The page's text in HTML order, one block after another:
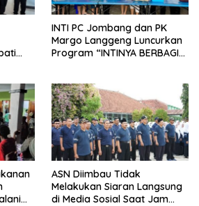
INTI PC Jombang dan PK
Margo Langgeng Luncurkan
Program “INTINYA BERBAGI”,
ASN Diimbau Tidak
Melakukan Siaran Langsung
di Media Sosial Saat Jam